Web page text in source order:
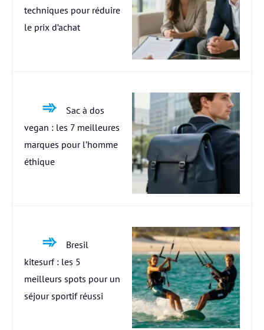
techniques pour réduire
le prix d’achat
Sac à dos
vegan : les 7 meilleures
marques pour l’homme
éthique
Bresil
kitesurf : les 5
meilleurs spots pour un
séjour sportif réussi